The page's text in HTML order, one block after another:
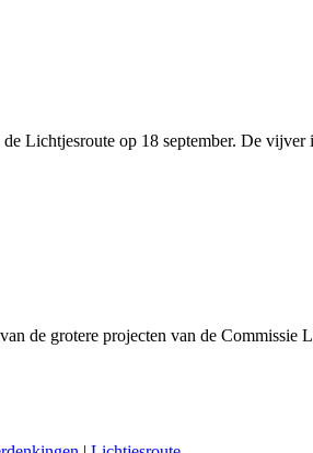
Lichtjesroute op 18 september. De
de grotere projecten van de